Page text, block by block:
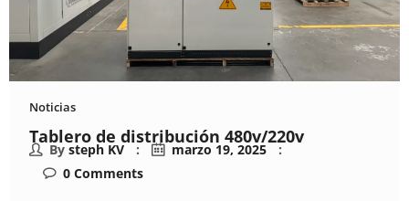
Noticias
Tablero de distribución 480v/220v
By steph KV
marzo 19, 2025
0 Comments